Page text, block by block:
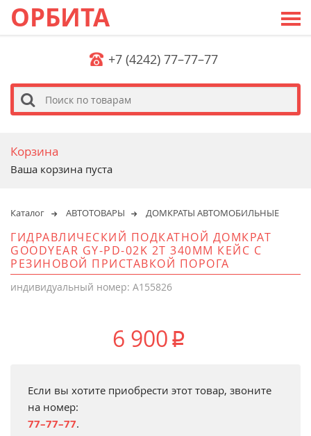
ОРБИТА
+7 (4242) 77–77–77
s
Корзина
Ваша корзина пуста
Каталог АВТОТОВАРЫ ДОМКРАТЫ АВТОМОБИЛЬНЫЕ
ГИДРАВЛИЧЕСКИЙ ПОДКАТНОЙ ДОМКРАТ
GOODYEAR GY-PD-02K 2T 340ММ КЕЙС С
РЕЗИНОВОЙ ПРИСТАВКОЙ ПОРОГА
индивидуальный номер: A155826
6 900 p
Если вы хотите приобрести этот товар, звоните
на номер:
77–77–77.